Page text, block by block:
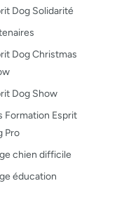
Dog Solidarité
Dog Christmas
Dog Show
Formation Esprit
Pro
chien difficile
éducation